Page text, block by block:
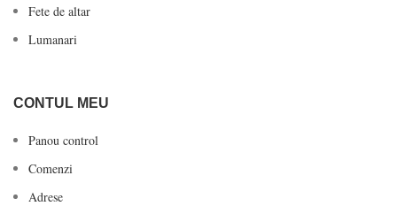
Fete de altar
Lumanari
CONTUL MEU
Panou control
Comenzi
Adrese